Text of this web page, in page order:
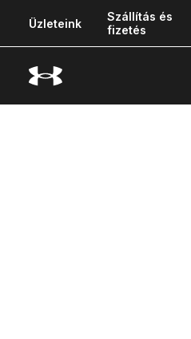
Üzleteink
Szállítás és
fizetés